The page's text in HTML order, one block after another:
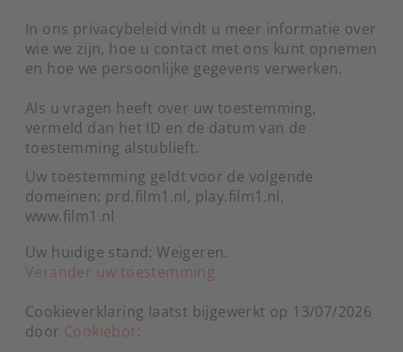
In ons privacybeleid vindt u meer informatie over
wie we zijn, hoe u contact met ons kunt opnemen
en hoe we persoonlijke gegevens verwerken.
Als u vragen heeft over uw toestemming,
vermeld dan het ID en de datum van de
toestemming alstublieft.
Uw toestemming geldt voor de volgende
domeinen: prd.film1.nl, play.film1.nl,
www.film1.nl
Uw huidige stand: Weigeren.
Verander uw toestemming
Cookieverklaring laatst bijgewerkt op 13/07/2026
door Cookiebot: